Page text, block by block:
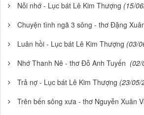
Nỗi nhớ - Lục bát Lê Kim Thượng (15/
Chuyện tình ngã 3 sông - thơ Đặng
Luân hồi - Lục bát Lê Kim Thượng (03/
Nhớ Thanh Nê - thơ Đỗ Anh Tuyến (02/
Trả nợ - Lục bát Lê Kim Thượng (23/05/
Trên bến sông xưa - thơ Nguyễn Xuân